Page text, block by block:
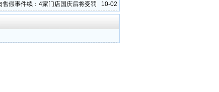
10-02
售假事件续：4家门店国庆后将受罚